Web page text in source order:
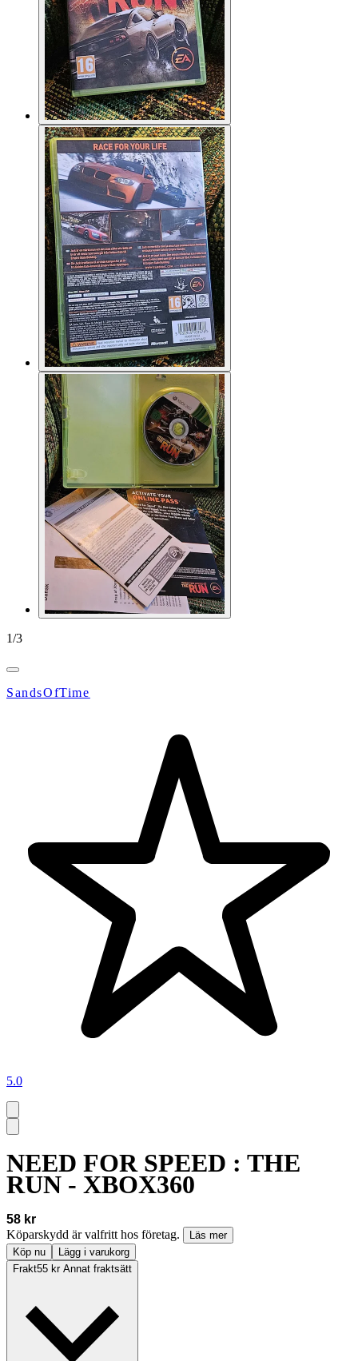
1/3
SandsOfTime
5.0
NEED FOR SPEED : THE
RUN - XBOX360
58 kr
Köparskydd är valfritt hos företag.
Läs mer
Köp nu
Lägg i varukorg
Frakt55 kr Annat fraktsätt